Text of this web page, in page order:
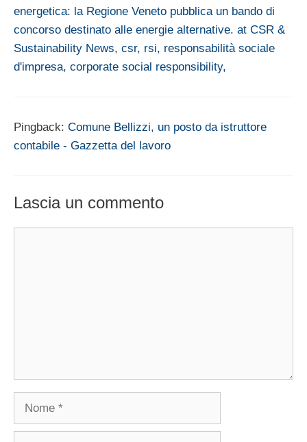
energetica: la Regione Veneto pubblica un bando di
concorso destinato alle energie alternative. at CSR &
Sustainability News, csr, rsi, responsabilità sociale
d'impresa, corporate social responsibility,
Pingback: Comune Bellizzi, un posto da istruttore
contabile - Gazzetta del lavoro
Lascia un commento
Nome